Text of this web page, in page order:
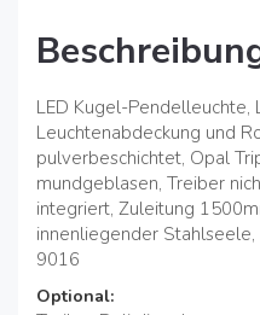
LED Kugel-Pendelleuchte,
Leuchtenabdeckung und
pulverbeschichtet, Opal
mundgeblasen, Treiber
integriert, Zuleitung
innenliegender
9016
Optional: